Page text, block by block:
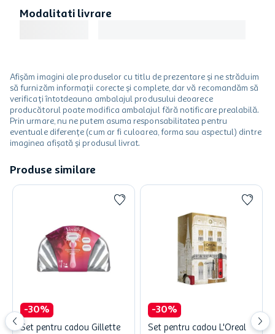
Modalitati livrare
Afișăm imagini ale produselor cu titlu de prezentare și ne străduim
să furnizăm informații corecte și complete, dar vă recomandăm să
verificați întotdeauna ambalajul produsului deoarece
producătorul poate modifica ambalajul fără notificare prealabilă.
Prin urmare, nu ne putem asuma responsabilitatea pentru
eventuale diferențe (cum ar fi culoarea, forma sau aspectul) dintre
imaginea afișată și produsul livrat.
Produse similare
-30%
Set pentru cadou Gillette
-30%
Set pentru cadou L'Oreal